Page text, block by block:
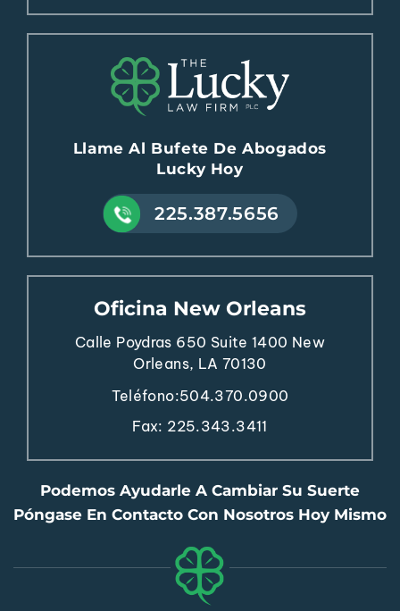
Llame Al Bufete De Abogados
Lucky Hoy
225.387.5656
Oficina New Orleans
Calle Poydras 650 Suite 1400 New
Orleans, LA 70130
Teléfono:504.370.0900
Fax: 225.343.3411
Podemos Ayudarle A Cambiar Su Suerte
Póngase En Contacto Con Nosotros Hoy Mismo